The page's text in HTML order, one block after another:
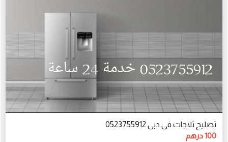
تصليح ثلاجات في دبي 0523755912
100 درهم